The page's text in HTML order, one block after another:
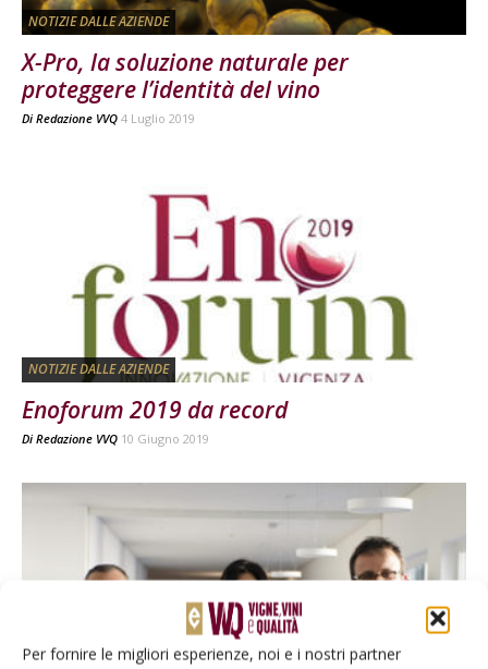
Per fornire le migliori esperienze, noi e i nostri partner
NOTIZIE DALLE AZIENDE
X-Pro, la soluzione naturale per
proteggere l’identità del vino
Di Redazione VVQ 4 Luglio 2019
NOTIZIE DALLE AZIENDE
Enoforum 2019 da record
Di Redazione VVQ 10 Giugno 2019